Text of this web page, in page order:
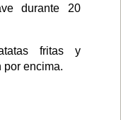
durante 20
fritas y
por encima.